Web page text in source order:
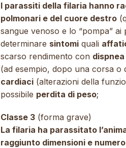
I parassiti della filaria hanno
polmonari e del cuore destro
sangue venoso e lo “pompa”
determinare sintomi quali
scarso rendimento con dispnea
(ad esempio, dopo una corsa o
cardiaci (alterazioni della
possibile perdita di peso;
Classe 3 (forma grave)
La filaria ha parassitato
raggiunto dimensioni e